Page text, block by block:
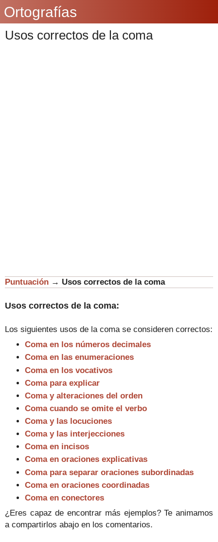
Ortografías
Usos correctos de la coma
Puntuación → Usos correctos de la coma
Usos correctos de la coma:
Los siguientes usos de la coma se consideren correctos:
Coma en los números decimales
Coma en las enumeraciones
Coma en los vocativos
Coma para explicar
Coma y alteraciones del orden
Coma cuando se omite el verbo
Coma y las locuciones
Coma y las interjecciones
Coma en incisos
Coma en oraciones explicativas
Coma para separar oraciones subordinadas
Coma en oraciones coordinadas
Coma en conectores
¿Eres capaz de encontrar más ejemplos? Te animamos
a compartirlos abajo en los comentarios.